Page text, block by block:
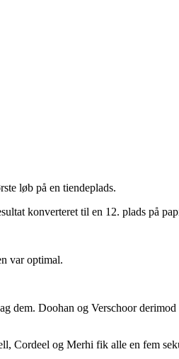
løb på en tiendeplads.
konverteret til en 12. plads på
var optimal.
dem. Doohan og Verschoor
Cordeel og Merhi fik alle en fem